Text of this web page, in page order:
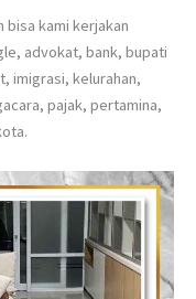
bisa kami kerjakan
advokat, bank, bupati
imigrasi, kelurahan,
pajak, pertamina,